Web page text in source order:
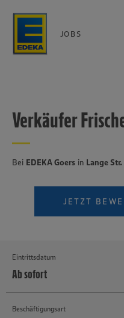
JOBS
Verkäufer
Bei EDEKA Goers in Lange
JETZT
Eintrittsdatum
Ab sofort
Beschäftigungsart